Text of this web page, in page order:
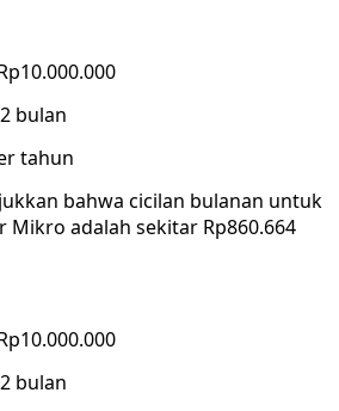
bulan
tahun
bahwa cicilan bulanan untuk
Mikro adalah sekitar Rp860.664
bulan